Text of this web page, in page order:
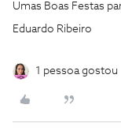
Umas Boas Festas
Eduardo Ribeiro
1 pessoa gostou